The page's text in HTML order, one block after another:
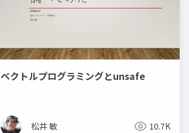
ベクトルプログラミングとunsafe
松井 敏 10.7K